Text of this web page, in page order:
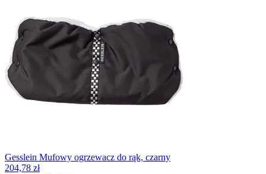
Gesslein Mufowy ogrzewacz do rąk, czarny
204,78 zł